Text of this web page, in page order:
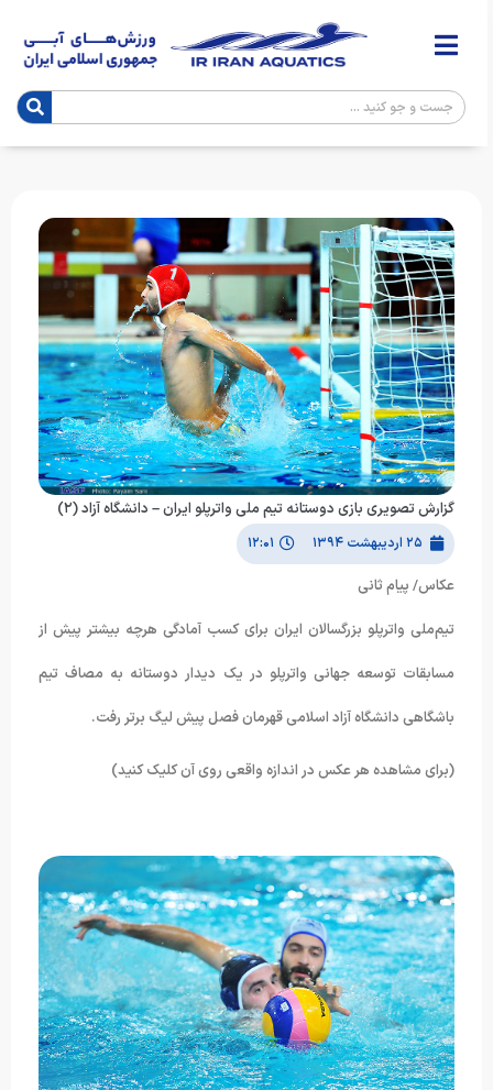
گزارش تصویری بازی دوستانه تیم ملی واترپلو ایران – دانشگاه آزاد (۲)
۲۵ اردیبهشت ۱۳۹۴ ۱۲:۰۱
عکاس/ پیام ثانی
تیم‌ملی واترپلو بزرگسالان ایران برای کسب آمادگی هرچه بیشتر پیش از
مسابقات توسعه جهانی واترپلو در یک دیدار دوستانه به مصاف تیم
باشگاهی دانشگاه آزاد اسلامی قهرمان فصل پیش لیگ برتر رفت.
(برای مشاهده هر عکس در اندازه واقعی روی آن کلیک کنید)